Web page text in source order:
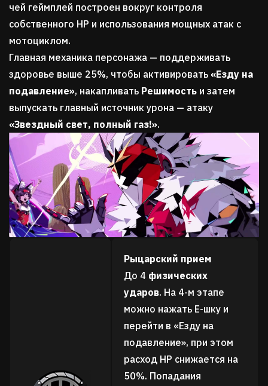
чей геймплей построен вокруг контроля
собственного HP и использования мощных атак с
мотоциклом.
Главная механика персонажа — поддерживать
здоровье выше 25%, чтобы активировать «Езду на
подавление», накапливать Решимость и затем
выпускать главный источник урона — атаку
«Звездный свет, полный газ!».
Рыцарский прием
До 4 физических
ударов. На 4-м этапе
можно нажать Е-шку и
перейти в «Езду на
подавление», при этом
расход НР снижается на
50%. Попадания